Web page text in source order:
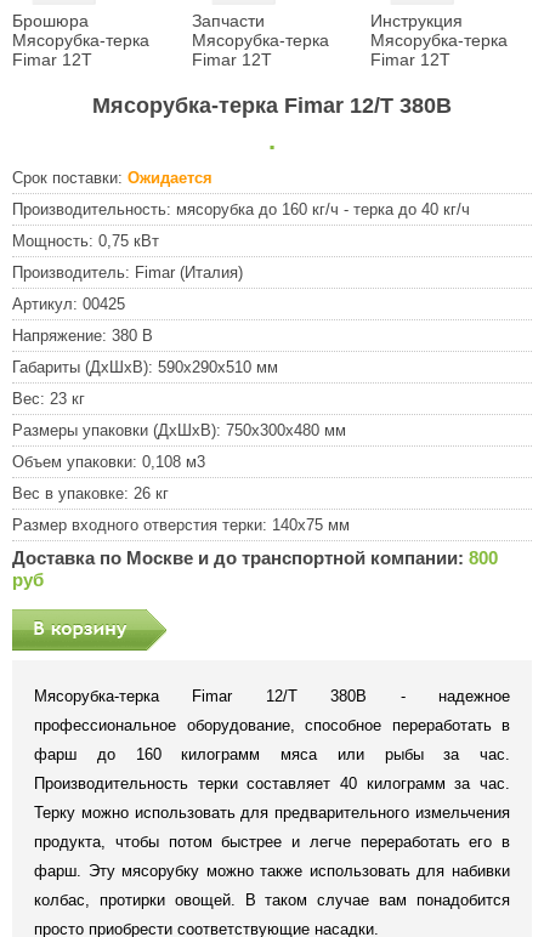
Брошюра
Мясорубка-терка
Fimar 12T
Запчасти
Мясорубка-терка
Fimar 12T
Инструкция
Мясорубка-терка
Fimar 12T
Мясорубка-терка Fimar 12/T 380В
.
Срок поставки: Ожидается
Производительность: мясорубка до 160 кг/ч - терка до 40 кг/ч
Мощность: 0,75 кВт
Производитель: Fimar (Италия)
Артикул: 00425
Напряжение: 380 В
Габариты (ДхШхВ): 590х290х510 мм
Вес: 23 кг
Размеры упаковки (ДхШхВ): 750x300x480 мм
Объем упаковки: 0,108 м3
Вес в упаковке: 26 кг
Размер входного отверстия терки: 140х75 мм
Доставка по Москве и до транспортной компании: 800
руб
Мясорубка-терка Fimar 12/T 380В - надежное
профессиональное оборудование, способное переработать в
фарш до 160 килограмм мяса или рыбы за час.
Производительность терки составляет 40 килограмм за час.
Терку можно использовать для предварительного измельчения
продукта, чтобы потом быстрее и легче переработать его в
фарш. Эту мясорубку можно также использовать для набивки
колбас, протирки овощей. В таком случае вам понадобится
просто приобрести соответствующие насадки.